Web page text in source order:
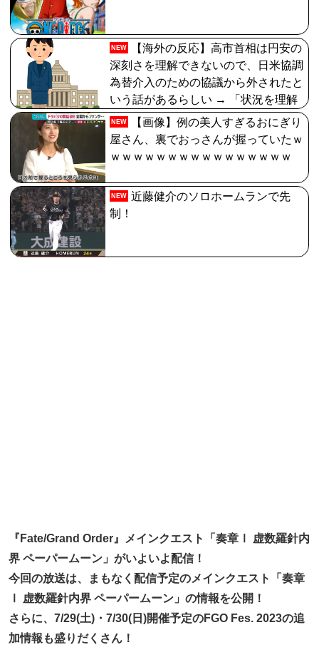
【FGO】アズライール周年としては盛り上がらない。あ
とで見せ場は来るんだろうけどキャラ印象がまだしょぼ
い
NEW
【海外の反応】高市首相は円安の
深刻さを理解できないので、日米協調
為替介入のための協議から外されたと
いう話があるらしい → 「状況を理解
していないからって理由ならトランプ
を色んな議論から追い出したほうがい
NEW
【画像】例の美人すぎるおにぎり
屋さん、裏でおっさんが握っていたｗ
ｗｗｗｗｗｗｗｗｗｗｗｗｗｗｗｗ
NEW 近藤健介のソロホームランで先
制！
『Fate/Grand Order』メインクエスト「奏章Ⅰ 虚数羅針内
界 ペーパームーン」がいよいよ配信！
今回の放送は、まもなく配信予定のメインクエスト「奏章
Ⅰ 虚数羅針内界 ペーパームーン」の情報を公開！
さらに、7/29(土)・7/30(日)開催予定のFGO Fes. 2023の追
加情報も盛りだくさん！